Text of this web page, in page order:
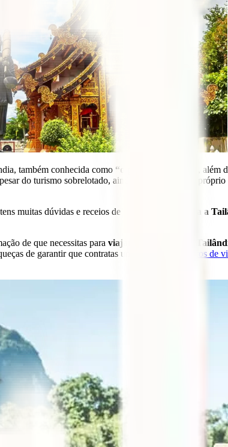
também conhecida como “o país dos sorrisos” , além
do turismo sobrelotado, ainda tem um carácter próprio
muitas dúvidas e receios de
viajar sozinha para a
de que necessitas para viajar sozinha para a
de garantir que contratas um dos nossos
seguros de